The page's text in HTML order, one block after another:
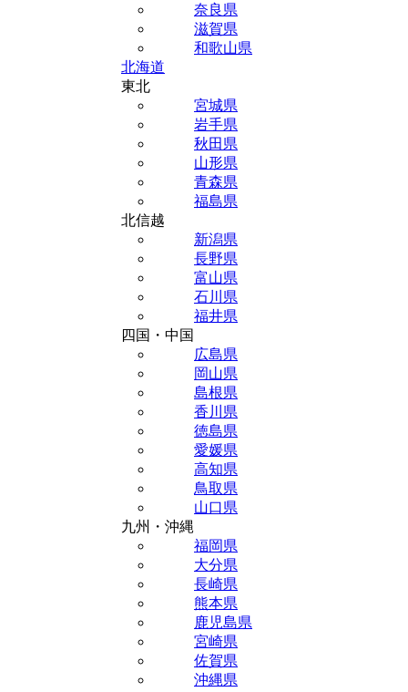
奈良県
滋賀県
和歌山県
北海道
東北
宮城県
岩手県
秋田県
山形県
青森県
福島県
北信越
新潟県
長野県
富山県
石川県
福井県
四国・中国
広島県
岡山県
島根県
香川県
徳島県
愛媛県
高知県
鳥取県
山口県
九州・沖縄
福岡県
大分県
長崎県
熊本県
鹿児島県
宮崎県
佐賀県
沖縄県